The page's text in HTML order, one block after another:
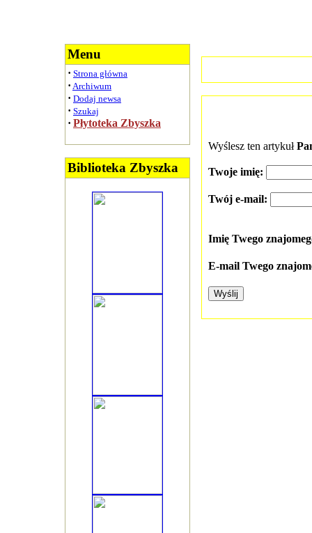
Menu
· Strona główna
· Archiwum
· Dodaj newsa
· Szukaj
· Płytoteka Zbyszka
Biblioteka Zbyszka
Wyślesz ten artykuł
Twoje imię:
Twój e-mail:
Imię Twego
E-mail Twego